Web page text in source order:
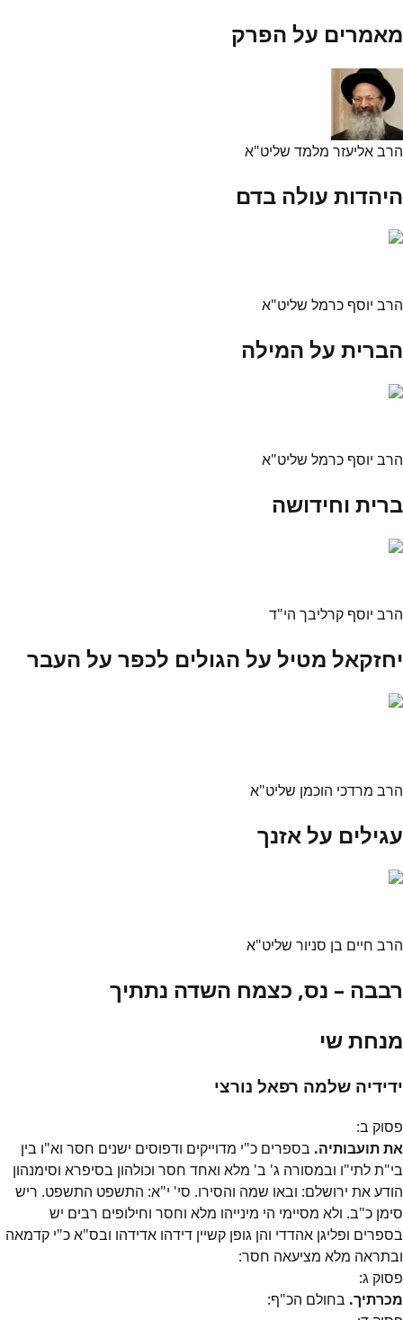
מאמרים על הפרק
הרב אליעזר מלמד שליט"א
היהדות עולה בדם
הרב יוסף כרמל שליט"א
הברית על המילה
הרב יוסף כרמל שליט"א
ברית וחידושה
הרב יוסף קרליבך הי"ד
יחזקאל מטיל על הגולים לכפר על העבר
הרב מרדכי הוכמן שליט"א
עגילים על אזנך
הרב חיים בן סניור שליט"א
רבבה – נס, כצמח השדה נתתיך
מנחת שי
ידידיה שלמה רפאל נורצי
פסוק ב:
את תועבותיה. בספרים כ"י מדוייקים ודפוסים ישנים חסר וא"ו בין
בי"ת לתי"ו ובמסורה ג' ב' מלא ואחד חסר וכולהון בסיפרא וסימנהון
הודע את ירושלם: ובאו שמה והסירו. סי' י"א: התשפט התשפט. ריש
סימן כ"ב. ולא מסיימי הי מינייהו מלא וחסר וחילופים רבים יש
בספרים ופליגן אהדדי והן גופן קשיין דידהו אדידהו ובס"א כ"י קדמאה
ובתראה מלא מציעאה חסר:
פסוק ג:
מכרתיך. בחולם הכ"ף: